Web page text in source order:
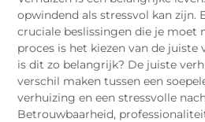
opwindend als stressvol kan zijn.
cruciale beslissingen die je moet
proces is het kiezen van de juiste
is dit zo belangrijk? De juiste
verschil maken tussen een
verhuizing en een stressvolle
Betrouwbaarheid,